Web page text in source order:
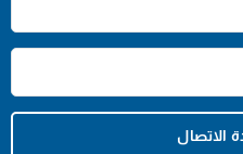
الاتصال